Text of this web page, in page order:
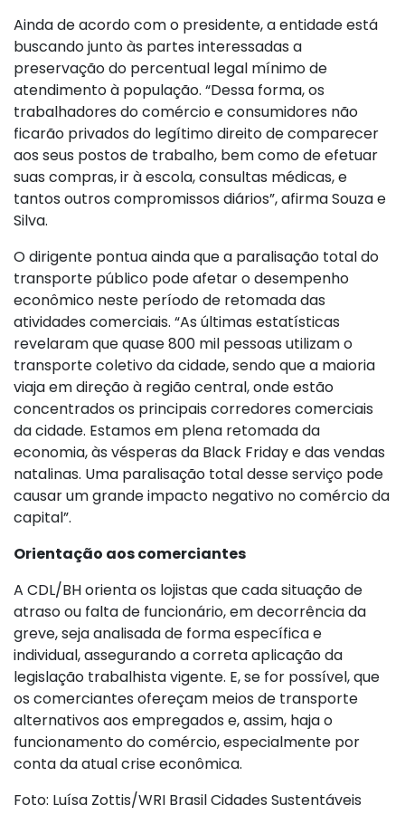
Ainda de acordo com o presidente, a entidade está
buscando junto às partes interessadas a
preservação do percentual legal mínimo de
atendimento à população. “Dessa forma, os
trabalhadores do comércio e consumidores não
ficarão privados do legítimo direito de comparecer
aos seus postos de trabalho, bem como de efetuar
suas compras, ir à escola, consultas médicas, e
tantos outros compromissos diários”, afirma Souza e
Silva.
O dirigente pontua ainda que a paralisação total do
transporte público pode afetar o desempenho
econômico neste período de retomada das
atividades comerciais. “As últimas estatísticas
revelaram que quase 800 mil pessoas utilizam o
transporte coletivo da cidade, sendo que a maioria
viaja em direção à região central, onde estão
concentrados os principais corredores comerciais
da cidade. Estamos em plena retomada da
economia, às vésperas da Black Friday e das vendas
natalinas. Uma paralisação total desse serviço pode
causar um grande impacto negativo no comércio da
capital”.
Orientação aos comerciantes
A CDL/BH orienta os lojistas que cada situação de
atraso ou falta de funcionário, em decorrência da
greve, seja analisada de forma específica e
individual, assegurando a correta aplicação da
legislação trabalhista vigente. E, se for possível, que
os comerciantes ofereçam meios de transporte
alternativos aos empregados e, assim, haja o
funcionamento do comércio, especialmente por
conta da atual crise econômica.
Foto: Luísa Zottis/WRI Brasil Cidades Sustentáveis